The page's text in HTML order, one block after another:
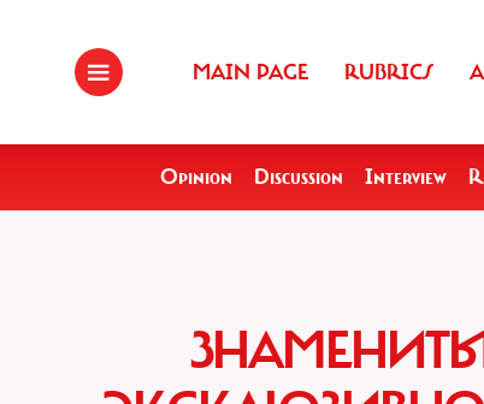
MAIN PAGE RUBRICS
Opinion Discussion Interview